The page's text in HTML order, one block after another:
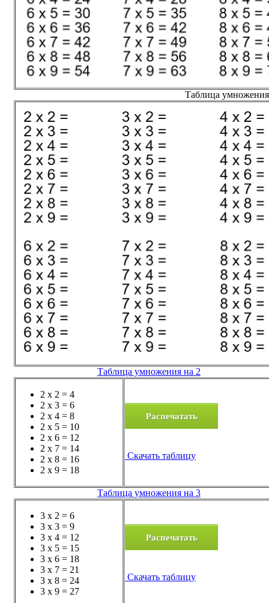
Таблица умножения
Таблица умножения на 2
2 x 2 = 4
2 x 3 = 6
2 x 4 = 8
2 x 5 = 10
2 x 6 = 12
2 x 7 = 14
2 x 8 = 16
2 x 9 = 18
Распечатать
Скачать таблицу
Таблица умножения на 3
3 x 2 = 6
3 x 3 = 9
3 x 4 = 12
3 x 5 = 15
3 x 6 = 18
3 x 7 = 21
3 x 8 = 24
3 x 9 = 27
Распечатать
Скачать таблицу